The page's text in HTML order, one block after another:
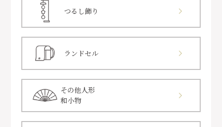
つるし飾り
ランドセル
その他人形
和小物